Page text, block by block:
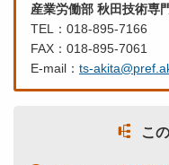
産業労働部 秋田技術専
TEL：018-895-7166
FAX：018-895-7061
E-mail： ts-
こ